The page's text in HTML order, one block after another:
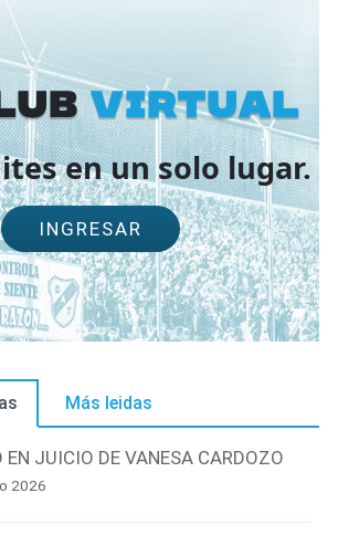
virtual
en un solo lugar.
INGRESAR
Más leidas
EN JUICIO DE VANESA CARDOZO
2026